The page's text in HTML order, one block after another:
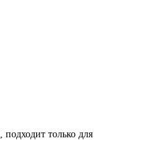
только для